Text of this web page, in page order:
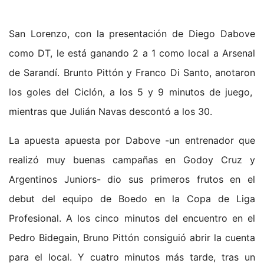
San Lorenzo, con la presentación de Diego Dabove
como DT, le está ganando 2 a 1 como local a Arsenal
de Sarandí. Brunto Pittón y Franco Di Santo, anotaron
los goles del Ciclón, a los 5 y 9 minutos de juego,
mientras que Julián Navas descontó a los 30.
La apuesta apuesta por Dabove -un entrenador que
realizó muy buenas campañas en Godoy Cruz y
Argentinos Juniors- dio sus primeros frutos en el
debut del equipo de Boedo en la Copa de Liga
Profesional. A los cinco minutos del encuentro en el
Pedro Bidegain, Bruno Pittón consiguió abrir la cuenta
para el local. Y cuatro minutos más tarde, tras un